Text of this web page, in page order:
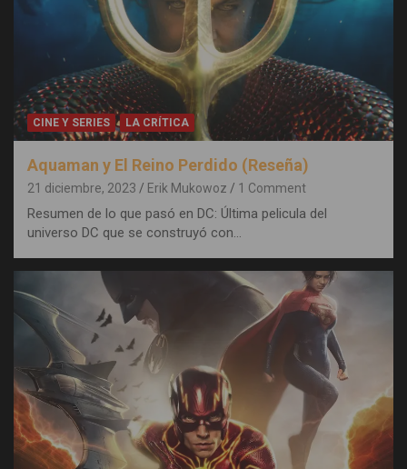
CINE Y SERIES LA CRÍTICA
Aquaman y El Reino Perdido (Reseña)
21 diciembre, 2023 Erik Mukowoz 1 Comment
Resumen de lo que pasó en DC: Última pelicula del
universo DC que se construyó con…